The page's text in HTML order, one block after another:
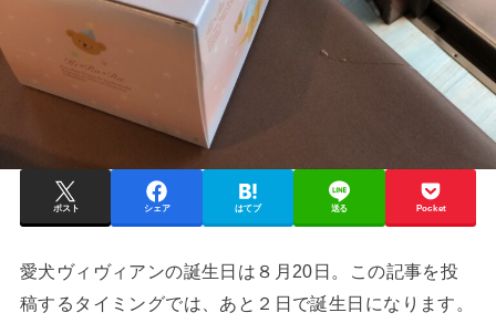
ポスト シェア はてブ 送る Pocket
愛犬ヴィヴィアンの誕生日は８月20日。この記事を投
稿するタイミングでは、あと２日で誕生日になります。